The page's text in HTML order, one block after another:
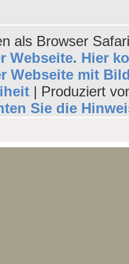
als Browser
Webseite. Hier
Webseite mit
| Produziert
Sie die